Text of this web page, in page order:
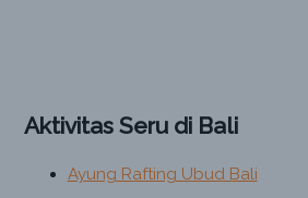
Aktivitas Seru di Bali
Ayung Rafting Ubud Bali